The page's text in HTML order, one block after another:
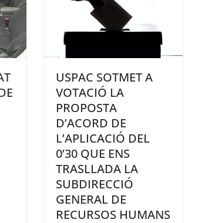
USPAC SOTMET A
VOTACIÓ LA
PROPOSTA
D’ACORD DE
L’APLICACIÓ DEL
0’30 QUE ENS
TRASLLADA LA
SUBDIRECCIÓ
GENERAL DE
RECURSOS HUMANS